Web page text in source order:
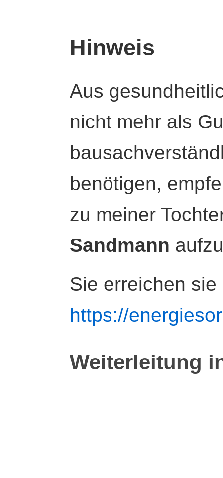
Hinweis
Aus
nicht mehr als
benötigen,
zu meiner
Sandmann
Sie erreichen sie
https://
Weiterleitung